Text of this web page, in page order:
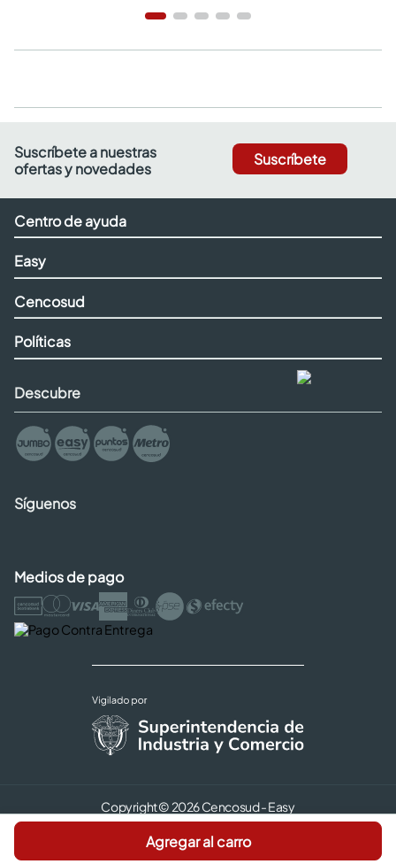
Agregar al carro
Suscríbete a nuestras
ofertas y novedades
Suscríbete
Centro de ayuda
Easy
Cencosud
Políticas
Descubre
Síguenos
Medios de pago
Copyright © 2026 Cencosud - Easy
Términos y Condiciones |
Seguridad y Privacidad |
Código de ética